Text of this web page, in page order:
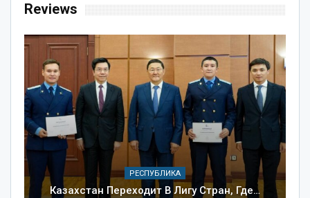
Reviews
РЕСПУБЛИКА
Казахстан Переходит В Лигу Стран, Где…